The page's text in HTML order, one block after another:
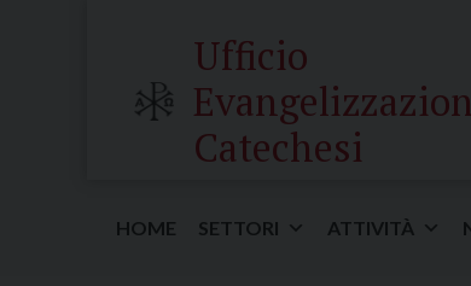
Ufficio
Catechesi
HOME SETTORI ATTIVITÀ